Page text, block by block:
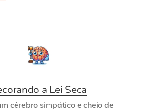
a Lei Seca
cérebro simpático e cheio de